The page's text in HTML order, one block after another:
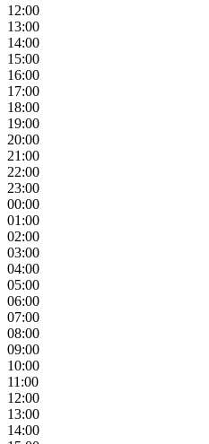
12:00
13:00
14:00
15:00
16:00
17:00
18:00
19:00
20:00
21:00
22:00
23:00
00:00
01:00
02:00
03:00
04:00
05:00
06:00
07:00
08:00
09:00
10:00
11:00
12:00
13:00
14:00